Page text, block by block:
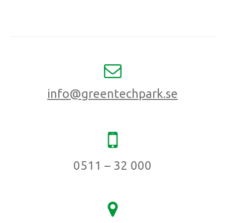
info@greentechpark.se
0511 – 32 000